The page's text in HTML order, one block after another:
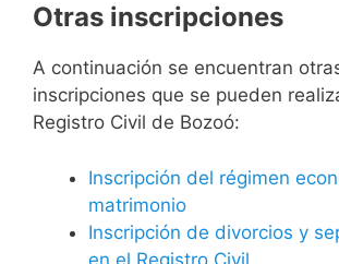
Otras inscripciones
A continuación se encuentran
inscripciones que se pueden
Registro Civil de Bozoó:
Inscripción del régimen
matrimonio
Inscripción de divorcios y
en el Registro Civil